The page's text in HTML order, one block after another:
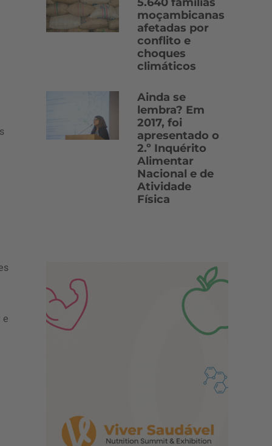
e
moçambicanas
afetadas por
conflito e
choques
climáticos
Ainda se
lembra? Em
2017, foi
apresentado o
2.º Inquérito
Alimentar
Nacional e de
Atividade
Física